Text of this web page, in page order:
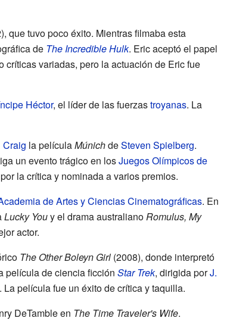
que tuvo poco éxito. Mientras filmaba esta
de The Incredible Hulk. Eric aceptó el papel
críticas variadas, pero la actuación de Eric fue
Héctor, el líder de las fuerzastroyanas. La
Craig la películaMúnichdeSteven Spielberg.
un evento trágico en losJuegos Olímpicos de
la crítica y nominada a varios premios.
de Artes y Ciencias Cinematográficas. En
Lucky Youy el drama australianoRomulus, My
actor.
The Other Boleyn Girl(2008), donde interpretó
película de ciencia ficción Star Trek, dirigida porJ.
película fue un éxito de crítica y taquilla.
DeTamble en The Time Traveler's Wife.